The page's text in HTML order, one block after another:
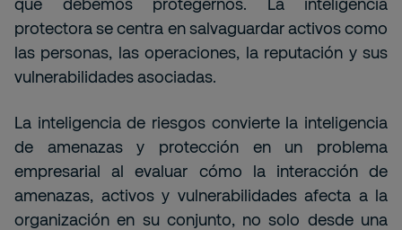
protectora se centra en salvaguardar activos como
las personas, las operaciones, la reputación y sus
vulnerabilidades asociadas.
La inteligencia de riesgos convierte la inteligencia
de amenazas y protección en un problema
empresarial al evaluar cómo la interacción de
amenazas, activos y vulnerabilidades afecta a la
organización en su conjunto, no solo desde una